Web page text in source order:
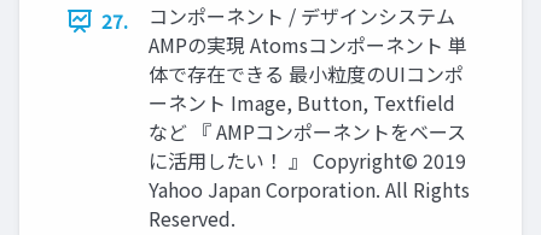
27.
コンポーネント / デザインシステム
AMPの実現 Atomsコンポーネント 単
体で存在できる 最小粒度のUIコンポ
ーネント Image, Button, Textﬁeld
など 『 AMPコンポーネントをベース
に活用したい！ 』 Copyright© 2019
Yahoo Japan Corporation. All Rights
Reserved.